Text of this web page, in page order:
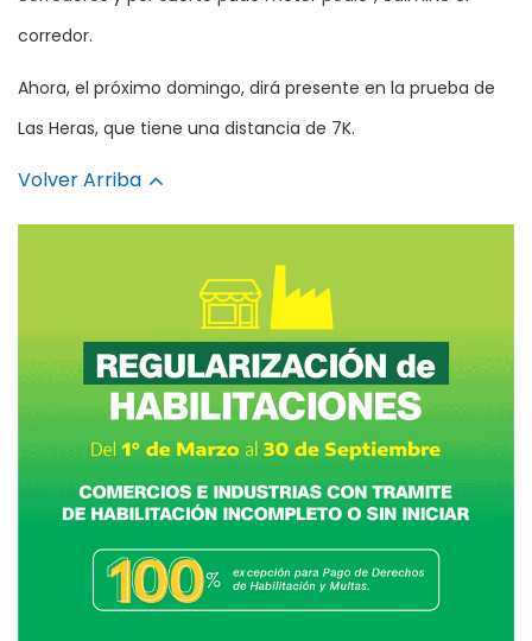
corredor.
Ahora, el próximo domingo, dirá presente en la prueba de
Las Heras, que tiene una distancia de 7K.
Volver Arriba